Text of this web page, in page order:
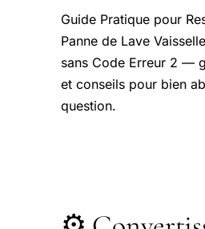
Guide Pratique pour
Panne de Lave
sans Code Erreur 2 —
et conseils pour bien
question.